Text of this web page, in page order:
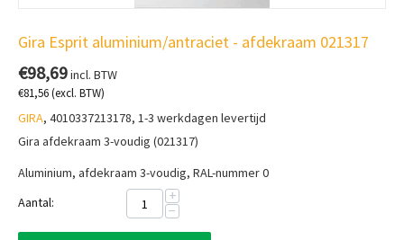
Gira Esprit aluminium/antraciet - afdekraam 021317
€98,69incl. BTW
€81,56(excl. BTW)
GIRA, 4010337213178, 1-3 werkdagen levertijd
Gira afdekraam 3-voudig (021317)
Aluminium, afdekraam 3-voudig, RAL-nummer 0
Aantal:
+
−